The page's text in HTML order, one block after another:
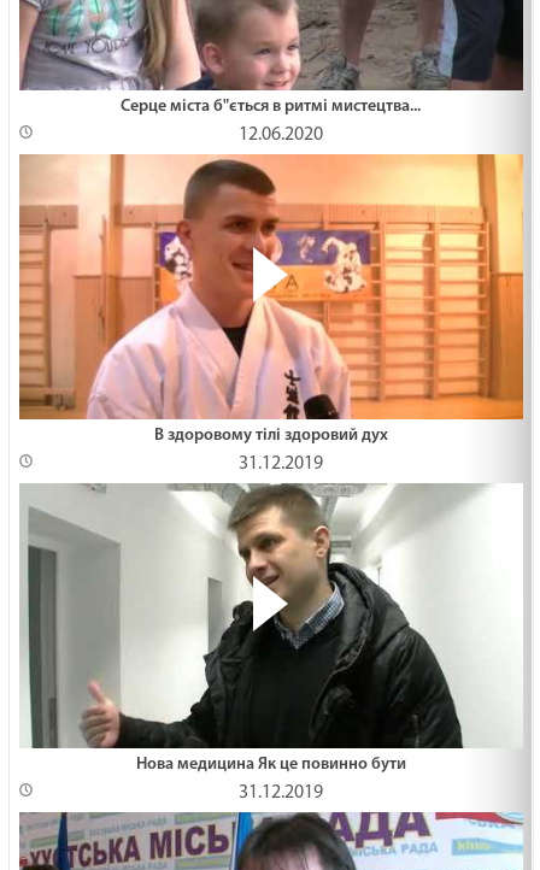
Серце міста б"ється в ритмі мистецтва...
12.06.2020
В здоровому тілі здоровий дух
31.12.2019
Нова медицина Як це повинно бути
31.12.2019